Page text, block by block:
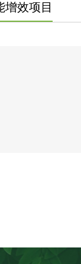
增效项目